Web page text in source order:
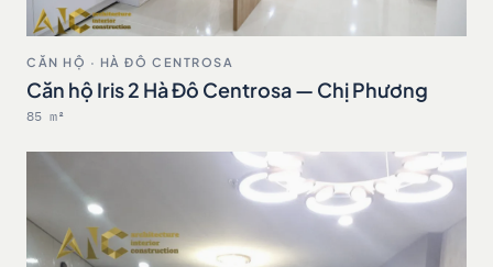
CĂN HỘ · HÀ ĐÔ CENTROSA
Căn hộ Iris 2 Hà Đô Centrosa — Chị Phương
85 m²